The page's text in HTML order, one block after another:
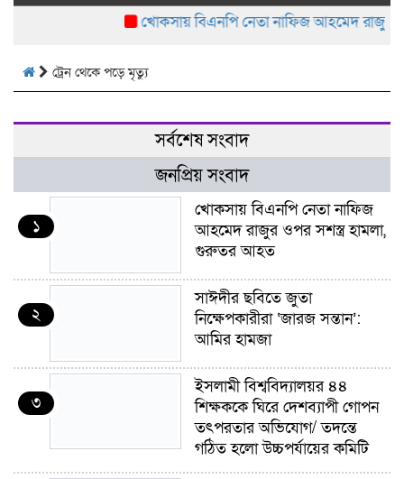
খোকসায় বিএনপি নেতা নাফিজ আহমেদ রাজুর
ট্রেন থেকে পড়ে মৃত্যু
সর্বশেষ সংবাদ
জনপ্রিয় সংবাদ
১
খোকসায় বিএনপি নেতা নাফিজ
আহমেদ রাজুর ওপর সশস্ত্র হামলা,
গুরুতর আহত
২
সাঈদীর ছবিতে জুতা
নিক্ষেপকারীরা ‘জারজ সন্তান’:
আমির হামজা
৩
ইসলামী বিশ্ববিদ্যালয়র ৪৪
শিক্ষককে ঘিরে দেশব্যাপী গোপন
তৎপরতার অভিযোগ/ তদন্তে
গঠিত হলো উচ্চপর্যায়ের কমিটি